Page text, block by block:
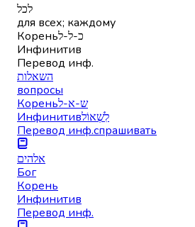
לכל
для всех; каждому
Кореньכ-ל-ל
Инфинитив
Перевод инф.
השאלות
вопросы
Кореньש-א-ל
Инфинитивלִשְׁאוֹל
Перевод инф.спрашивать
אלהים
Бог
Корень
Инфинитив
Перевод инф.